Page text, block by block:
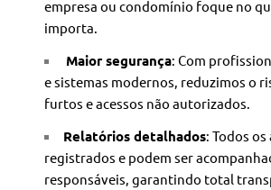
empresa ou condomínio foque no
importa.
Maior segurança: Com
e sistemas modernos, reduzimos o
furtos e acessos não autorizados.
Relatórios detalhados: Todos os
registrados e podem ser
responsáveis, garantindo total